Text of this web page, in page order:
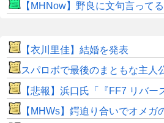
【MHNow】野良に文句言ってるやつの大多数はそれしてな
【衣川里佳】結婚を発表
スパロボで最後のまともな主人
【悲報】浜口氏「『FF7 リバース』の大量コンテン
【MHWs】鍔迫り合いでオメガの強